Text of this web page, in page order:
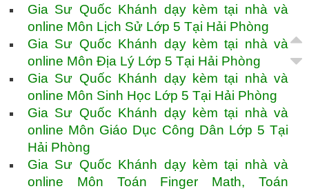
Gia Sư Quốc Khánh dạy kèm tại nhà và
online Môn Lịch Sử Lớp 5 Tại Hải Phòng
Gia Sư Quốc Khánh dạy kèm tại nhà và
online Môn Địa Lý Lớp 5 Tại Hải Phòng
Gia Sư Quốc Khánh dạy kèm tại nhà và
online Môn Sinh Học Lớp 5 Tại Hải Phòng
Gia Sư Quốc Khánh dạy kèm tại nhà và
online Môn Giáo Dục Công Dân Lớp 5 Tại
Hải Phòng
Gia Sư Quốc Khánh dạy kèm tại nhà và
online Môn Toán Finger Math, Toán